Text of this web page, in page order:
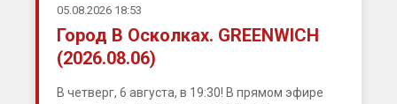
05.08.2026 18:53
Город В Осколках. GREENWICH
(2026.08.06)
В четверг, 6 августа, в 19:30! В прямом эфире